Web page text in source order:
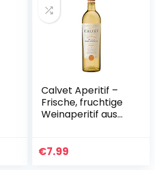
Calvet Aperitif –
Frische, fruchtige
Weinaperitif aus
Cocktails (1 x 0.75
€7.99